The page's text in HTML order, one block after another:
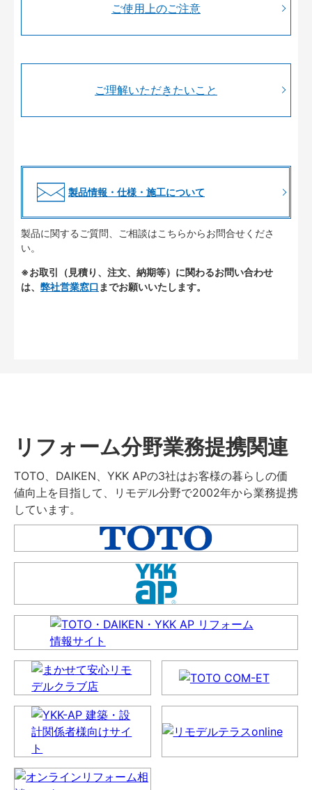
ご使用上のご注意
ご理解いただきたいこと
製品情報・仕様・施工について
製品に関するご質問、ご相談はこちらからお問合せくださ
い。
※お取引（見積り、注文、納期等）に関わるお問い合わせ
は、 弊社営業窓口 までお願いいたします。
リフォーム分野業務提携関連
TOTO、DAIKEN、YKK APの3社はお客様の暮らしの価
値向上を目指して、リモデル分野で2002年から業務提携
しています。